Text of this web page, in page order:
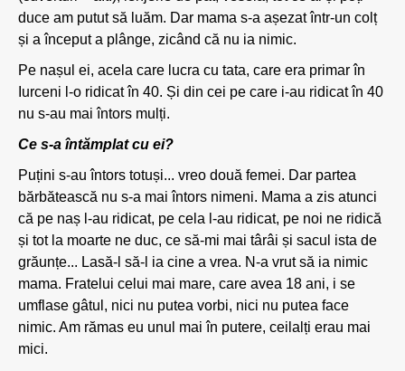
duce am putut să luăm. Dar mama s-a așezat într-un colț
și a început a plânge, zicând că nu ia nimic.
Pe nașul ei, acela care lucra cu tata, care era primar în
Iurceni l-o ridicat în 40. Și din cei pe care i-au ridicat în 40
nu s-au mai întors mulți.
Ce s-a întămplat cu ei?
Puțini s-au întors totuși... vreo două femei. Dar partea
bărbătească nu s-a mai întors nimeni. Mama a zis atunci
că pe naș l-au ridicat, pe cela l-au ridicat, pe noi ne ridică
și tot la moarte ne duc, ce să-mi mai târâi și sacul ista de
grăunțe... Lasă-l să-l ia cine a vrea. N-a vrut să ia nimic
mama. Fratelui celui mai mare, care avea 18 ani, i se
umflase gâtul, nici nu putea vorbi, nici nu putea face
nimic. Am rămas eu unul mai în putere, ceilalți erau mai
mici.